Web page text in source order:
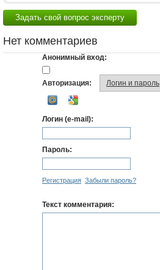
Задать свой вопрос эксперту
Нет комментариев
Анонимный вход:
Авторизация: Логин и пароль
Логин (e-mail):
Пароль:
Регистрация Забыли пароль?
Текст комментария: